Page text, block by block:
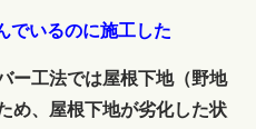
でいるのに施工した
ー工法では屋根下地（野地
め、屋根下地が劣化した状